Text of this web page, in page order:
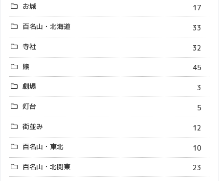
お城
17
百名山・北海道
33
寺社
32
熊
45
劇場
3
灯台
5
街並み
12
百名山・東北
10
百名山・北関東
23